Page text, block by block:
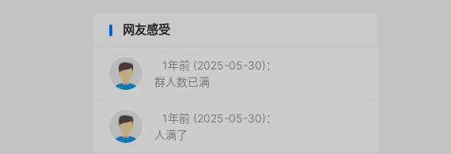
网友感受
1年前 (2025-05-30)：
群人数已满
1年前 (2025-05-30)：
人满了